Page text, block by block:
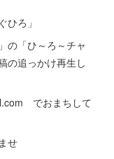
ろ」
の「ひ～ろ～チャ
の追っかけ再生し
でおまちして
せ